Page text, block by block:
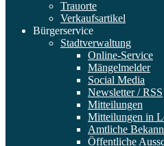
Trauorte
Verkaufsartikel
Bürgerservice
Stadtverwaltung
Online-Service
Mängelmelder
Social Media
Newsletter / RSS
Mitteilungen
Mitteilungen in
Amtliche
Öffentliche